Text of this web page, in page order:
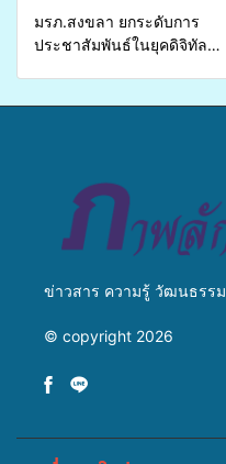
มรภ.สงขลา ยกระดับการ
ประชาสัมพันธ์ในยุคดิจิทัล
ข่าวสาร ความรู้ วัฒนธรรม
© copyright 2026